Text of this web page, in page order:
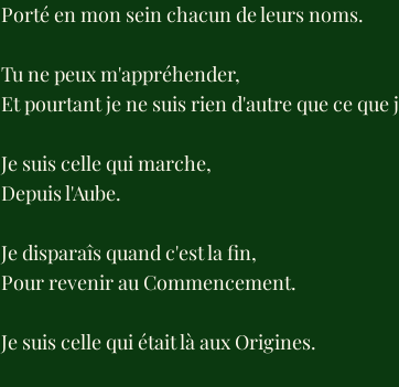
Porté en mon sein chacun de leurs noms.
Tu ne peux m'appréhender,
Et pourtant je ne suis rien d'autre que ce que
Je suis celle qui marche,
Depuis l'Aube.
Je disparaîs quand c'est la fin,
Pour revenir au Commencement.
Je suis celle qui était là aux Origines.